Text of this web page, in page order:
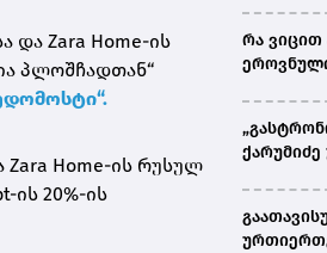
და Zara Home-ის
პლოშჩადთან“
Zara Home-ის რუსულ
ის 20%-ის
რა ვიცით